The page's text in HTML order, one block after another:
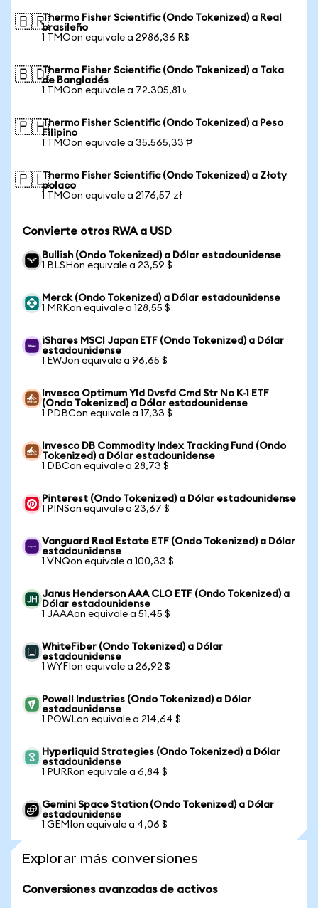
🇧🇷Thermo Fisher Scientific (Ondo Tokenized) a Real
brasileño
1 TMOon equivale a 2986,36 R$
🇧🇩Thermo Fisher Scientific (Ondo Tokenized) a Taka
de Bangladés
1 TMOon equivale a 72.305,81 ৳
🇵🇭Thermo Fisher Scientific (Ondo Tokenized) a Peso
Filipino
1 TMOon equivale a 35.565,33 ₱
🇵🇱Thermo Fisher Scientific (Ondo Tokenized) a Złoty
polaco
1 TMOon equivale a 2176,57 zł
Convierte otros RWA a USD
Bullish (Ondo Tokenized) a Dólar estadounidense
1 BLSHon equivale a 23,59 $
Merck (Ondo Tokenized) a Dólar estadounidense
1 MRKon equivale a 128,55 $
iShares MSCI Japan ETF (Ondo Tokenized) a Dólar
estadounidense
1 EWJon equivale a 96,65 $
Invesco Optimum Yld Dvsfd Cmd Str No K-1 ETF
(Ondo Tokenized) a Dólar estadounidense
1 PDBCon equivale a 17,33 $
Invesco DB Commodity Index Tracking Fund (Ondo
Tokenized) a Dólar estadounidense
1 DBCon equivale a 28,73 $
Pinterest (Ondo Tokenized) a Dólar estadounidense
1 PINSon equivale a 23,67 $
Vanguard Real Estate ETF (Ondo Tokenized) a Dólar
estadounidense
1 VNQon equivale a 100,33 $
Janus Henderson AAA CLO ETF (Ondo Tokenized) a
Dólar estadounidense
1 JAAAon equivale a 51,45 $
WhiteFiber (Ondo Tokenized) a Dólar
estadounidense
1 WYFIon equivale a 26,92 $
Powell Industries (Ondo Tokenized) a Dólar
estadounidense
1 POWLon equivale a 214,64 $
Hyperliquid Strategies (Ondo Tokenized) a Dólar
estadounidense
1 PURRon equivale a 6,84 $
Gemini Space Station (Ondo Tokenized) a Dólar
estadounidense
1 GEMIon equivale a 4,06 $
Explorar más conversiones
Conversiones avanzadas de activos